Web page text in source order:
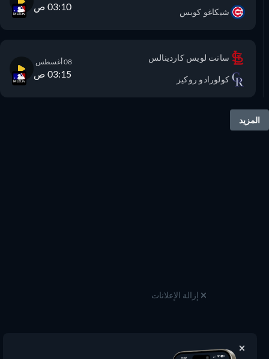
شيكاغو كوبس 03:10 ص
سانت لويس كاردينالس
كولورادو روكيز 03:15 ص
المزيد
إزالة الإعلانات